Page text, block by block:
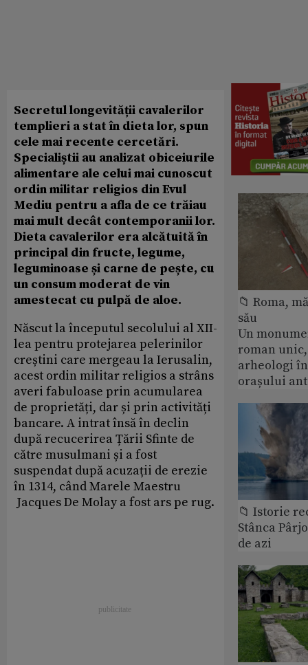
Secretul longevității cavalerilor
templieri a stat în dieta lor, spun
cele mai recente cercetări.
Specialiștii au analizat obiceiurile
alimentare ale celui mai cunoscut
ordin militar religios din Evul
Mediu pentru a afla de ce trăiau
mai mult decât contemporanii lor.
Dieta cavalerilor era alcătuită în
principal din fructe, legume,
leguminoase și carne de pește, cu
un consum moderat de vin
amestecat cu pulpă de aloe.
Născut la începutul secolului al XII-
lea pentru protejarea pelerinilor
creștini care mergeau la Ierusalin,
acest ordin militar religios a strâns
averi fabuloase prin acumularea
de proprietăți, dar și prin activități
bancare. A intrat însă în declin
după recucerirea Țării Sfinte de
către musulmani și a fost
suspendat după acuzații de erezie
în 1314, când Marele Maestru
Jacques De Molay a fost ars pe rug.
📁 Roma,
său
Un
roman
arheologi
orașului
📁 Istorie
Stânca
de azi